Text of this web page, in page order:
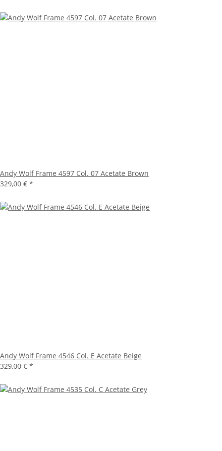
Andy Wolf Frame 4597 Col. 07 Acetate Brown
329,00 € *
Andy Wolf Frame 4546 Col. E Acetate Beige
329,00 € *